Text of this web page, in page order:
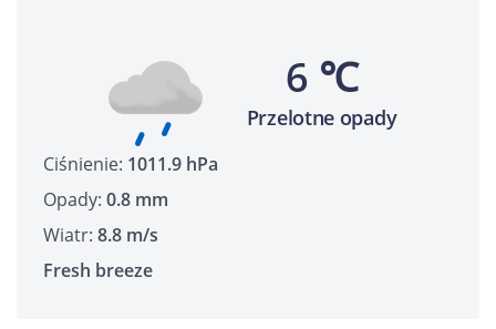
6 ℃
Przelotne opady
Ciśnienie: 1011.9 hPa
Opady: 0.8 mm
Wiatr: 8.8 m/s
Fresh breeze